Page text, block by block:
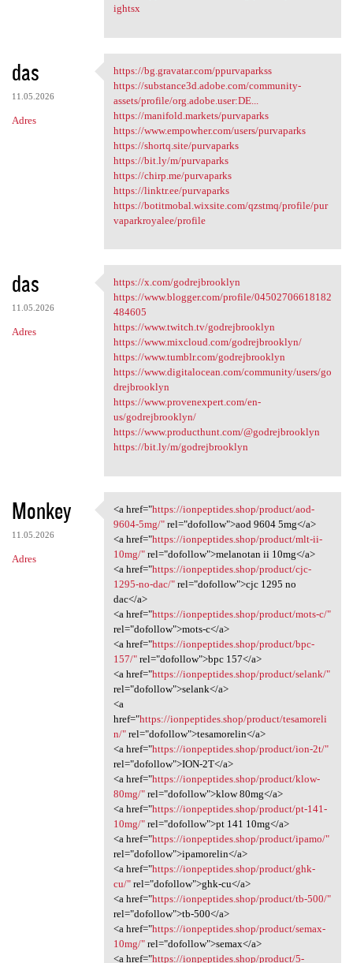
ightsx
das
11.05.2026
Adres
https://bg.gravatar.com
https://bg.gravatar.com/ppurvaparkss
https://substance3d.adobe.com/community-
assets/profile/org.adobe.user:DE...
https://manifold.markets/purvaparks
https://www.empowher.com/users/purvaparks
https://shortq.site/purvaparks
https://bit.ly/m/purvaparks
https://chirp.me/purvaparks
https://linktr.ee/purvaparks
https://botitmobal.wixsite.com/qzstmq/profile/pur
vaparkroyalee/profile
das
11.05.2026
Adres
https://x.com/godrejbrooklyn
https://x.com/godrejbrooklyn
https://www.blogger.com/profile/04502706618182
484605
https://www.twitch.tv/godrejbrooklyn
https://www.mixcloud.com/godrejbrooklyn/
https://www.tumblr.com/godrejbrooklyn
https://www.digitalocean.com/community/users/go
drejbrooklyn
https://www.provenexpert.com/en-
us/godrejbrooklyn/
https://www.producthunt.com/@godrejbrooklyn
https://bit.ly/m/godrejbrooklyn
Monkey
11.05.2026
Adres
<a href="https://ionpeptides
<a href="https://ionpeptides.shop/product/aod-
9604-5mg/"rel="dofollow">aod 9604 5mg</a>
<a href="https://ionpeptides.shop/product/mlt-ii-
10mg/"rel="dofollow">melanotan ii 10mg</a>
<a href="https://ionpeptides.shop/product/cjc-
1295-no-dac/"rel="dofollow">cjc 1295 no
dac</a>
<a href="https://ionpeptides.shop/product/mots-c/"
rel="dofollow">mots-c</a>
<a href="https://ionpeptides.shop/product/bpc-
157/"rel="dofollow">bpc 157</a>
<a href="https://ionpeptides.shop/product/selank/"
rel="dofollow">selank</a>
<a
href="https://ionpeptides.shop/product/tesamoreli
n/"rel="dofollow">tesamorelin</a>
<a href="https://ionpeptides.shop/product/ion-2t/"
rel="dofollow">ION-2T</a>
<a href="https://ionpeptides.shop/product/klow-
80mg/"rel="dofollow">klow 80mg</a>
<a href="https://ionpeptides.shop/product/pt-141-
10mg/"rel="dofollow">pt 141 10mg</a>
<a href="https://ionpeptides.shop/product/ipamo/"
rel="dofollow">ipamorelin</a>
<a href="https://ionpeptides.shop/product/ghk-
cu/"rel="dofollow">ghk-cu</a>
<a href="https://ionpeptides.shop/product/tb-500/"
rel="dofollow">tb-500</a>
<a href="https://ionpeptides.shop/product/semax-
10mg/"rel="dofollow">semax</a>
<a href="https://ionpeptides.shop/product/5-